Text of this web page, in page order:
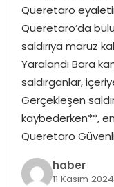
EKONOMI
MAGAZIN
DÜNYA
OTOMOBIL
Queretaro
Queretaro’da
saldırıya maruz
Yaralandı Bara
saldırganlar,
Gerçekleşen
kaybederken**,
Queretaro
haber
11 Kasım 2024